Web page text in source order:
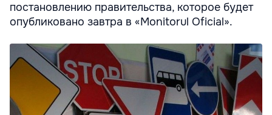
постановлению правительства, которое будет
опубликовано завтра в «Monitorul Oficial».